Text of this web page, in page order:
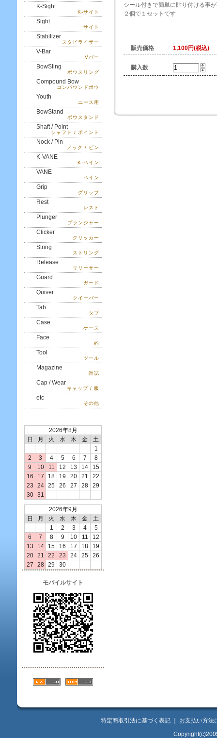
K-Sight
K-サイト
Sight
サイト
Stabilizer
スタビライザー
V-Bar
Vバー
BowSling
ボウスリング
Compound Bow
コンパウンドボウ
Youth
ユース用
BowStand
ボウスタンド
Shaft / Point
シャフト / ポイント
Nock / Pin
ノック / ピン
K-VANE
K-ベイン
VANE
ベイン
Grip
グリップ
Rest
レスト
Plunger
プランジャー
Clicker
クリッカー
String
ストリング
Release
リリーサー
Guard
ガード
Quiver
クイーバー
Tab
タブ
Case
ケース
Face
的
Tool
ツール
Magazine
雑誌
Cap / Wear
キャップ / 服
etc
その他
2026年8月
日
月 火 水 木 金
土
1
2
3 4 5 6 7
8
9
10 11 12 13 14
15
16
17 18 19 20 21
22
23
24 25 26 27 28
29
30
31
2026年9月
日
月 火 水 木 金
土
1
2 3 4
5
6
7 8 9 10 11
12
13
14 15 16 17 18
19
20
21 22 23 24 25
26
27
28 29 30
モバイルサイト
シール付きで簡単に貼り付ける事
２個で１セットです
販売価格 1,100円(税込)
購入数
特定商取引法に基づく表記
お支払い方法